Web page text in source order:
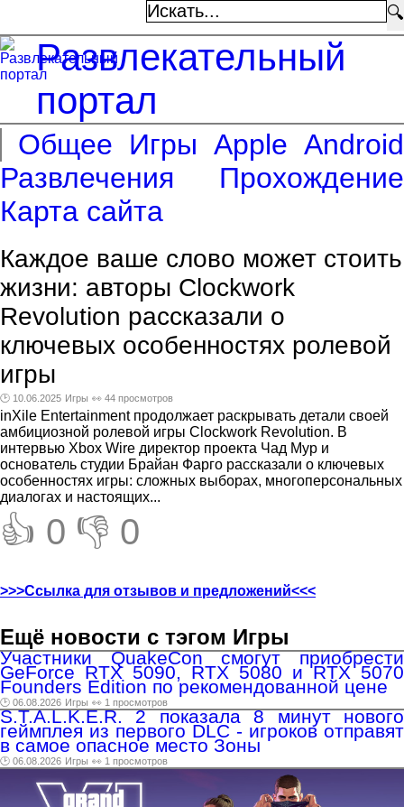
🔍
Развлекательный
портал
Общее Игры Apple Android
Развлечения
Прохождение
Карта сайта
Каждое ваше слово может стоить
жизни: авторы Clockwork
Revolution рассказали о
ключевых особенностях ролевой
игры
🕑 10.06.2025 Игры 👀 44 просмотров
inXile Entertainment продолжает раскрывать детали своей
амбициозной ролевой игры Clockwork Revolution. В
интервью Xbox Wire директор проекта Чад Мур и
основатель студии Брайан Фарго рассказали о ключевых
особенностях игры: сложных выборах, многоперсональных
диалогах и настоящих...
👍 0 👎 0
>>>Ссылка для отзывов и предложений<<<
Ещё новости с тэгом Игры
Участники QuakeCon смогут приобрести
GeForce RTX 5090, RTX 5080 и RTX 5070
Founders Edition по рекомендованной цене
🕑 06.08.2026 Игры 👀 1 просмотров
S.T.A.L.K.E.R. 2 показала 8 минут нового
геймплея из первого DLC - игроков отправят
в самое опасное место Зоны
🕑 06.08.2026 Игры 👀 1 просмотров